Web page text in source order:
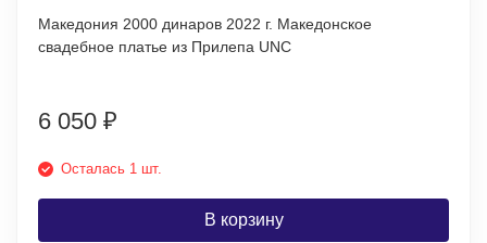
Македония 2000 динаров 2022 г. Македонское
свадебное платье из Прилепа UNC
6 050 ₽
Осталась 1 шт.
В корзину